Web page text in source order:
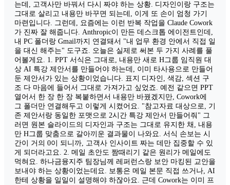
는데, 고객사만 바꿔서 다시 짜야 하는 상황. 디자인이랑 구조는
그대로 살리고 내용만 바꾸면 되는데, 이게 또 손이 엄청 가기
마련입니다. 그런데, 요즘에는 이런 반복 작업을 Claude Cowork
가 진짜 잘 해줍니다. Anthropic이 만든 데스크톱 에이전트인데,
내 PC 폴더랑 Gmail까지 연결돼서 "내 업무 환경 안에서 직접 일
을 대신 해주는" 도구죠. 오늘은 실제로 써본 두 가지 사례를 풀
어볼게요. 1. PPT 서식은 그대로, 내용만 새로 H그룹 임직원 대
상 AI 특강 제안서를 만들어야 하는데, 이미 타사용으로 만들어
둔 제안서가 있는 상황이었습니다. 표지 디자인, 색감, 섹션 구
조 다 마음에 들어서 그대로 가져가고 싶었죠. 예전 같으면 PPT
열어서 한 장 한 장 복붙하면서 내용만 바꿨겠지만, Cowork에
그 폴더만 연결해두고 이렇게 시켰어요. "참고자료 대상으로, 기
존 제안서랑 동일한 포맷으로 2시간 특강 제안서 만들어줘" 그
러면 원본 슬라이드의 디자인과 구조는 그대로 유지한 채, 내용
만 H그룹 맞춤으로 갈아끼운 결과물이 나와요. 서식 손보는 시
간이 거의 0이 되니까, 고객사 인사이트 짜는 데만 집중할 수 있
게 되더라고요. 2. 메일 초안도 짬때리기 같은 원리가 메일에도
먹혀요. 하나금융지주 팀장님께 레퍼런스랑 보안 마킹된 교안을
보내야 하는 상황이었는데요. 보통은 메일 본문 직접 쓰거나, AI
한테 상황을 일일이 설명해야 하잖아요. 근데 Cowork는 이미 프